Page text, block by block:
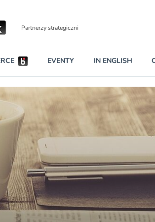
CZYTANE
Darmowy dostęp do ChataGPT Go
wszystkich planach
W najniższych planach – Standard i
darmo przez trzy miesiące
Czytaj więcej
EVENTY IN ENGLISH